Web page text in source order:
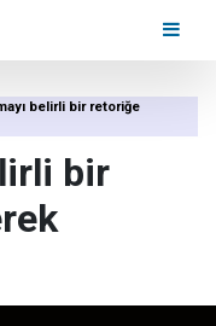
belirli bir retoriğe
bir